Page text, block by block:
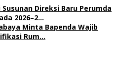
Direksi Baru Perumda
2026–2…
Minta Bapenda Wajib
Rum…